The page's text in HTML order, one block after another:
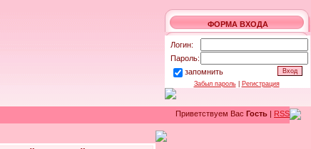
ФОРМА ВХОДА
Логин:
Пароль:
запомнить
Забыл пароль| Регистрация
Приветствуем Вас Гость | RSS